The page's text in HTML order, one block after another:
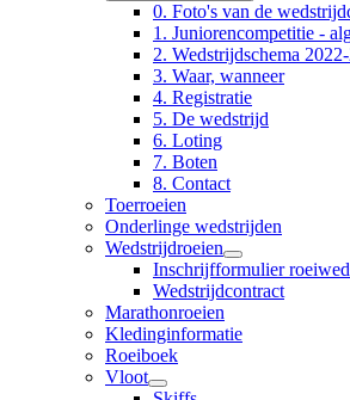
0. Foto's van de
1. Juniorencompetitie -
2. Wedstrijdschema
3. Waar, wanneer
4. Registratie
5. De wedstrijd
6. Loting
7. Boten
8. Contact
Toerroeien
Onderlinge wedstrijden
Wedstrijdroeien
Inschrijfformulier
Wedstrijdcontract
Marathonroeien
Kledinginformatie
Roeiboek
Vloot